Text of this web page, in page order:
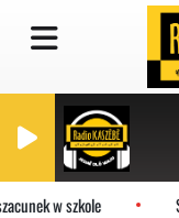
w szkole